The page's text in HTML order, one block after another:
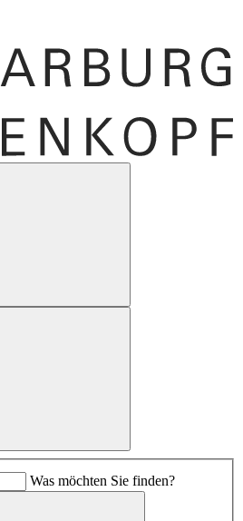
Was möchten Sie finden?